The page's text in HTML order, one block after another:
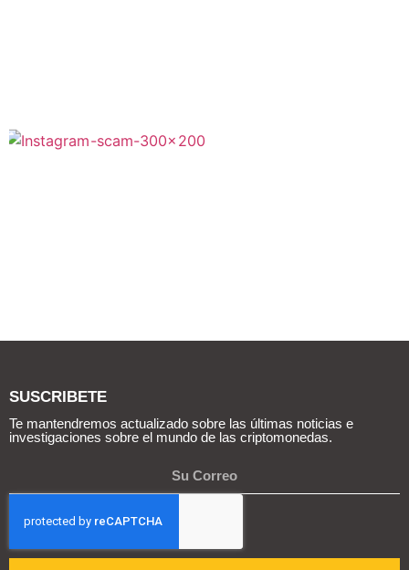
SUSCRIBETE
Te mantendremos actualizado sobre las últimas noticias e
investigaciones sobre el mundo de las criptomonedas.